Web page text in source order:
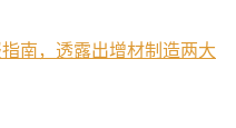
南，透露出增材制造两大